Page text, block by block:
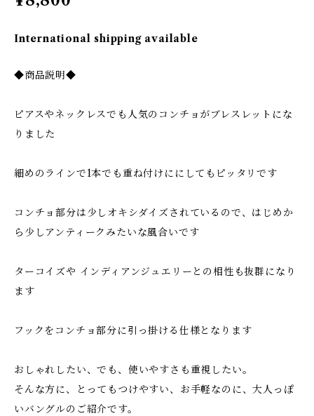
International shipping available
◆商品説明◆
ピアスやネックレスでも人気のコンチョがブレスレットにな
りました
細めのラインで1本でも重ね付けににしてもピッタリです
コンチョ部分は少しオキシダイズされているので、はじめか
ら少しアンティークみたいな風合いです
ターコイズや インディアンジュエリーとの相性も抜群になり
ます
フックをコンチョ部分に引っ掛ける仕様となります
おしゃれしたい、でも、使いやすさも重視したい。
そんな方に、とってもつけやすい、お手軽なのに、大人っぽ
いバングルのご紹介です。